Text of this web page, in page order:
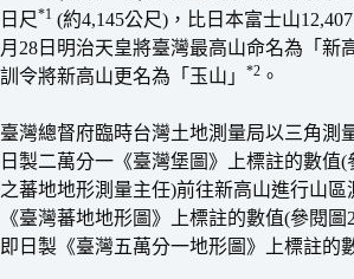
日尺*1 (約4,145公尺)，比日本富士山
月28日明治天皇將臺灣最高山命名為「新
訓令將新高山更名為「玉山」
*2 。
臺灣總督府臨時台灣土地測量局以三角測
日製二萬分一《臺灣堡圖》上標註的數值
之蕃地地形測量主任)前往新高山進行山
《臺灣蕃地地形圖》上標註的數值(參閱
即日製《臺灣五萬分一地形圖》上標註的